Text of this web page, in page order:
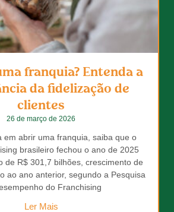
franquia? Entenda a
da fidelização de
clientes
26 de março de 2026
em abrir uma franquia, saiba que o
brasileiro fechou o ano de 2025
de R$ 301,7 bilhões, crescimento de
ao ano anterior, segundo a Pesquisa
do Franchising
Ler Mais